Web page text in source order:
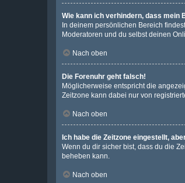
Wie kann ich verhindern, dass mein
In deinem persönlichen Bereich
Moderatoren und du selbst deinen
Nach oben
Die Forenuhr geht falsch!
Möglicherweise entspricht die
Zeitzone kann dabei nur von
Nach oben
Ich habe die Zeitzone eingestellt,
Wenn du dir sicher bist, dass du die
beheben kann.
Nach oben